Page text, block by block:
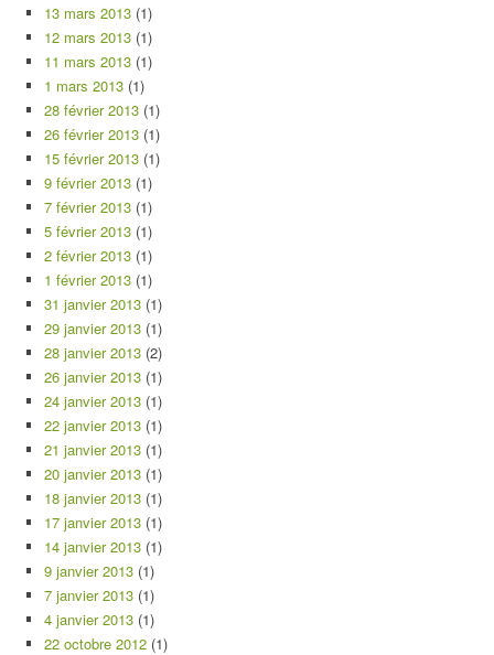
13 mars 2013 (1)
12 mars 2013 (1)
11 mars 2013 (1)
1 mars 2013 (1)
28 février 2013 (1)
26 février 2013 (1)
15 février 2013 (1)
9 février 2013 (1)
7 février 2013 (1)
5 février 2013 (1)
2 février 2013 (1)
1 février 2013 (1)
31 janvier 2013 (1)
29 janvier 2013 (1)
28 janvier 2013 (2)
26 janvier 2013 (1)
24 janvier 2013 (1)
22 janvier 2013 (1)
21 janvier 2013 (1)
20 janvier 2013 (1)
18 janvier 2013 (1)
17 janvier 2013 (1)
14 janvier 2013 (1)
9 janvier 2013 (1)
7 janvier 2013 (1)
4 janvier 2013 (1)
22 octobre 2012 (1)